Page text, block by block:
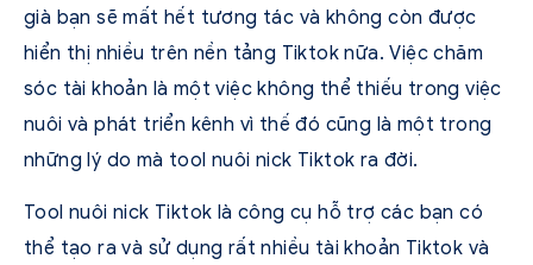
già bạn sẽ mất hết tương tác và không còn được
hiển thị nhiều trên nền tảng Tiktok nữa. Việc chăm
sóc tài khoản là một việc không thể thiếu trong việc
nuôi và phát triển kênh vì thế đó cũng là một trong
những lý do mà tool nuôi nick Tiktok ra đời.
Tool nuôi nick Tiktok là công cụ hỗ trợ các bạn có
thể tạo ra và sử dụng rất nhiều tài khoản Tiktok và